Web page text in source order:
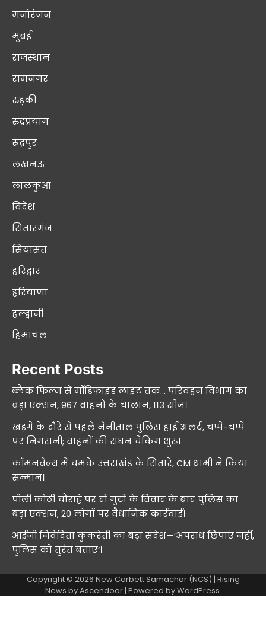
मनोरंजन
मुंबई
राजस्थान
रामनगर
रुड़की
रुद्रप्रयाग
रूद्रपुर
लखनऊ
लालकुआं
विदेश
सितारगंज
सियासत
हरिद्वार
हरियाणा
हल्द्वानी
हिमाचल
Recent Posts
ब्लैक फिल्म से मॉडिफाइड लाइट तक… परिवहन विभाग का
बड़ा एक्शन, 967 वाहनों के चालान, 113 सीज।
खड़गे के दौरे से पहले नैनीताल पुलिस हाई अलर्ट, चप्पे-चप्पे
पर निगरानी; वाहनों की सघन चेकिंग शुरू।
कॉमनवेल्थ में चमके उत्तराखंड के सितारे, CM धामी ने किया
सम्मान।
पीली कोठी चौराहे पर दो गुटों के विवाद के बाद पुलिस का
बड़ा एक्शन, 20 लोगों पर वैधानिक कार्रवाई।
आईजी निवेदिता कुकरेती का बड़ा संदेश—’अपराध छिपाएं नहीं,
पुलिस को तुरंत बताएं’।
Copyright © 2026 New Corbett Samachar (NCS) | Rising
News byAscendoor| Powered byWordPress.